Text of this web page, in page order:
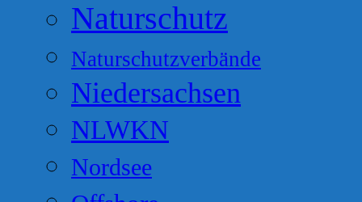
Naturschutz
Naturschutzverbände
Niedersachsen
NLWKN
Nordsee